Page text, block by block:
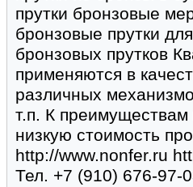
прутки бронзовые
бронзовые прутки
бронзовых прутков
применяются в
различных
т.п. К
низкую стоимость
http://www.nonfer.ru
Тел. +7 (910) 676-97-